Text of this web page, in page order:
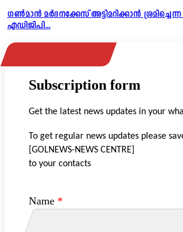
ഗൺമാൻ മർദനക്കേസ് അട്ടിമറിക്കാൻ
എഡിജിപി...
Subscription form
Get the latest news updates in your
To get regular news updates please
[GOLNEWS-NEWS CENTRE]
to your contacts
Name *